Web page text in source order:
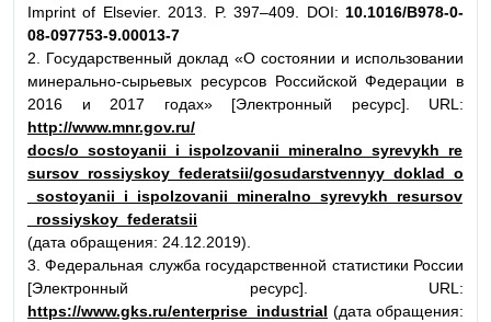
Imprint of Elsevier. 2013. P. 397–409. DOI: 10.1016/B978-0-
08-097753-9.00013-7
2. Государственный доклад «О состоянии и использовании
минерально-сырьевых ресурсов Российской Федерации в
2016 и 2017 годах» [Электронный ресурс]. URL:
http://www.mnr.gov.ru/
docs/o_sostoyanii_i_ispolzovanii_mineralno_syrevykh_re
sursov_rossiyskoy_federatsii/gosudarstvennyy_doklad_o
_sostoyanii_i_ispolzovanii_mineralno_syrevykh_resursov
_rossiyskoy_federatsii
(дата обращения: 24.12.2019).
3. Федеральная служба государственной статистики России
[Электронный ресурс]. URL:
https://www.gks.ru/enterprise_industrial (дата обращения: